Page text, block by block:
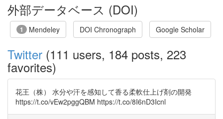
外部データベース (DOI)
1 Mendeley DOI Chronograph Google Scholar
Twitter (111 users, 184 posts, 223
favorites)
花王（株） 水分や汗を感知して香る柔軟仕上げ剤の開発
https://t.co/vEw2pggQBM https://t.co/8I6nD3Icnl